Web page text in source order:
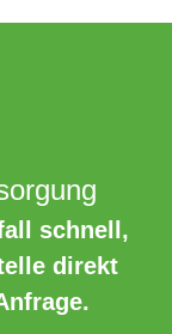
schnell,
direkt